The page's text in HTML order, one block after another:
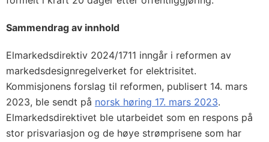
Sammendrag av innhold
Elmarkedsdirektiv 2024/1711 inngår i reformen av
markedsdesignregelverket for elektrisitet.
Kommisjonens forslag til reformen, publisert 14. mars
2023, ble sendt på norsk høring 17. mars 2023.
Elmarkedsdirektivet ble utarbeidet som en respons på
stor prisvariasjon og de høye strømprisene som har